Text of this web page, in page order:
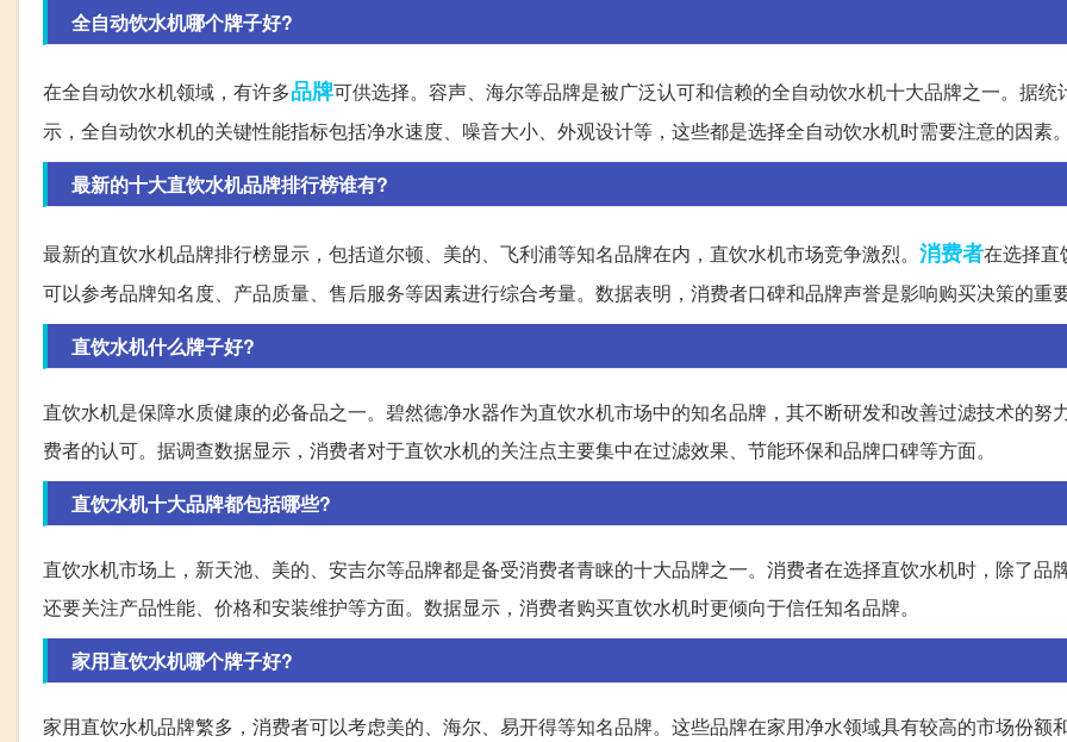
全自动饮水机哪个牌子好?
在全自动饮水机领域，有许多品牌可供选择。容声、海尔等品牌是被广泛认可和信赖的全自动饮水机十大品牌之一。据统
示，全自动饮水机的关键性能指标包括净水速度、噪音大小、外观设计等，这些都是选择全自动饮水机时需要注意的因素
最新的十大直饮水机品牌排行榜谁有?
最新的直饮水机品牌排行榜显示，包括道尔顿、美的、飞利浦等知名品牌在内，直饮水机市场竞争激烈。 消费者在选择直
可以参考品牌知名度、产品质量、售后服务等因素进行综合考量。数据表明，消费者口碑和品牌声誉是影响购买决策的重
直饮水机什么牌子好?
直饮水机是保障水质健康的必备品之一。碧然德净水器作为直饮水机市场中的知名品牌，其不断研发和改善过滤技术的努
费者的认可。据调查数据显示，消费者对于直饮水机的关注点主要集中在过滤效果、节能环保和品牌口碑等方面。
直饮水机十大品牌都包括哪些?
直饮水机市场上，新天池、美的、安吉尔等品牌都是备受消费者青睐的十大品牌之一。消费者在选择直饮水机时，除了品
还要关注产品性能、价格和安装维护等方面。数据显示，消费者购买直饮水机时更倾向于信任知名品牌。
家用直饮水机哪个牌子好?
家用直饮水机品牌繁多，消费者可以考虑美的、海尔、易开得等知名品牌。这些品牌在家用净水领域具有较高的市场份额